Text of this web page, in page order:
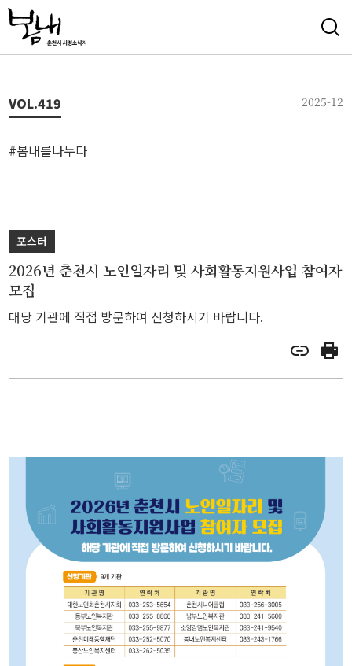
VOL.419 2025-12
#봄내를나누다
포스터
2026년 춘천시 노인일자리 및 사회활동지원사업 참여자
모집
대당 기관에 직접 방문하여 신청하시기 바랍니다.